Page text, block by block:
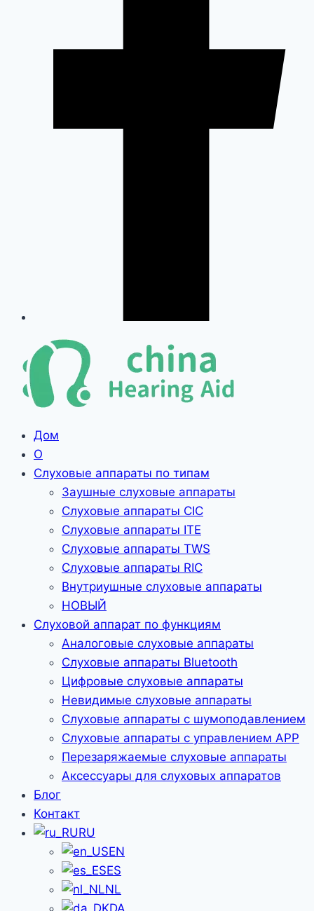
Дом
О
Слуховые аппараты по типам
Заушные слуховые аппараты
Слуховые аппараты CIC
Слуховые аппараты ITE
Слуховые аппараты TWS
Слуховые аппараты RIC
Внутриушные слуховые аппараты
НОВЫЙ
Слуховой аппарат по функциям
Аналоговые слуховые аппараты
Слуховые аппараты Bluetooth
Цифровые слуховые аппараты
Невидимые слуховые аппараты
Слуховые аппараты с шумоподавлением
Слуховые аппараты с управлением APP
Перезаряжаемые слуховые аппараты
Аксессуары для слуховых аппаратов
Блог
Контакт
RU
EN
ES
NL
DA